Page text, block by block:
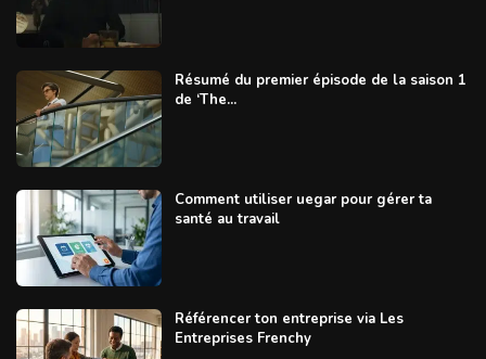
Résumé du premier épisode de la saison 1
de ‘The...
Comment utiliser uegar pour gérer ta
santé au travail
Référencer ton entreprise via Les
Entreprises Frenchy